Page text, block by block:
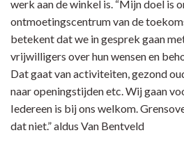
werk aan de winkel is. “Mijn doel is
ontmoetingscentrum van de
betekent dat we in gesprek gaan
vrijwilligers over hun wensen en
Dat gaat van activiteiten, gezond
naar openingstijden etc. Wij gaan
Iedereen is bij ons welkom.
dat niet.” aldus Van Bentveld